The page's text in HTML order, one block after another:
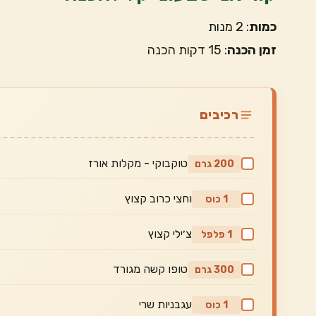
כמות: 2 מנות
זמן הכנה: 15 דקות הכנה
רכיבים
200 גרם טוקבוקי - מקלות אורז
1 כוס וחצי כרוב קצוץ
1 פלפל צ׳ילי קצוץ
300 גרם טופו קשה מגורד
1 כוס עגבניות שרי